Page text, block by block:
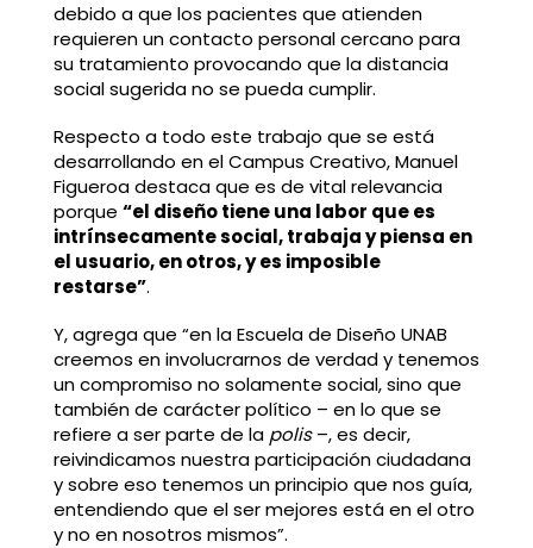
debido a que los pacientes que atienden
requieren un contacto personal cercano para
su tratamiento provocando que la distancia
social sugerida no se pueda cumplir.
Respecto a todo este trabajo que se está
desarrollando en el Campus Creativo, Manuel
Figueroa destaca que es de vital relevancia
porque “el diseño tiene una labor que es
intrínsecamente social, trabaja y piensa en
el usuario, en otros, y es imposible
restarse”.
Y, agrega que “en la Escuela de Diseño UNAB
creemos en involucrarnos de verdad y tenemos
un compromiso no solamente social, sino que
también de carácter político – en lo que se
refiere a ser parte de la polis–, es decir,
reivindicamos nuestra participación ciudadana
y sobre eso tenemos un principio que nos guía,
entendiendo que el ser mejores está en el otro
y no en nosotros mismos”.